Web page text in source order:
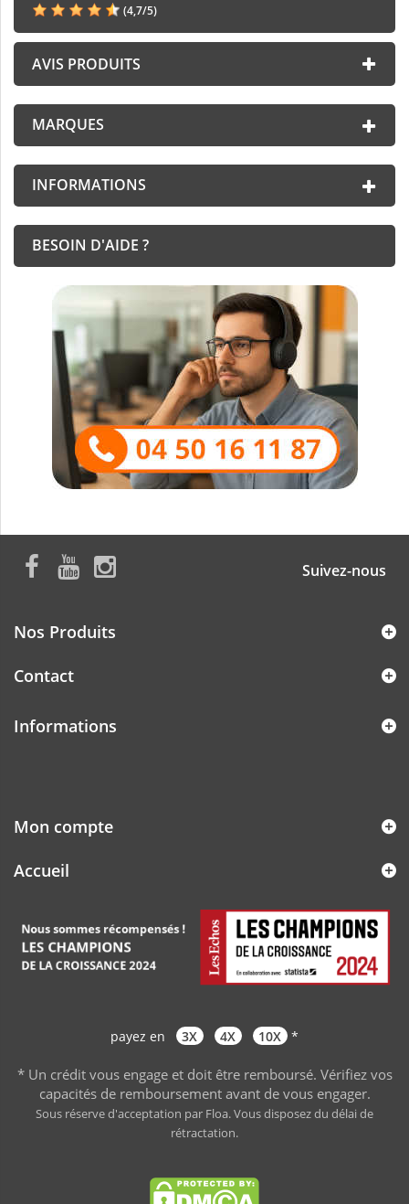
(4,7/5)
AVIS PRODUITS
MARQUES
INFORMATIONS
BESOIN D'AIDE ?
Suivez-nous
Nos Produits
Contact
Informations
Mon compte
Accueil
payez en 3X 4X 10X *
* Un crédit vous engage et doit être remboursé. Vérifiez vos
capacités de remboursement avant de vous engager.
Sous réserve d'acceptation par Floa. Vous disposez du délai de
rétractation.